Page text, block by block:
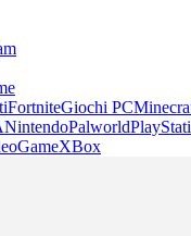
FortniteGiochi PC
NintendoPalworld
XBox